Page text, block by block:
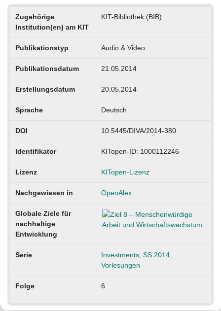
Zugehörige
Institution(en) am KIT
KIT-Bibliothek (BIB)
Publikationstyp Audio & Video
Publikationsdatum 21.05.2014
Erstellungsdatum 20.05.2014
Sprache Deutsch
DOI 10.5445/DIVA/2014-380
Identifikator KITopen-ID: 1000112246
Lizenz KITopen-Lizenz
Nachgewiesen in OpenAlex
Globale Ziele für
nachhaltige
Entwicklung
Serie
Investments, SS 2014,
Vorlesungen
Folge 6